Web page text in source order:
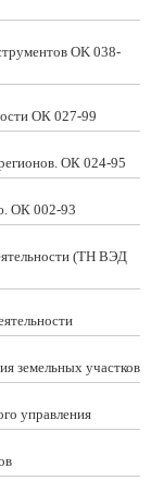
OK 038-
ОК 027-99
ОК 024-95
ОК 002-93
(ТН ВЭД
земельных участков
управления